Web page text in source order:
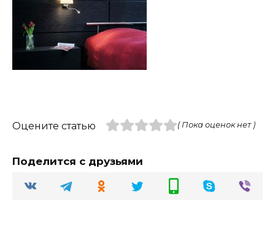
Оцените статью ( Пока оценок нет )
Поделится с друзьями